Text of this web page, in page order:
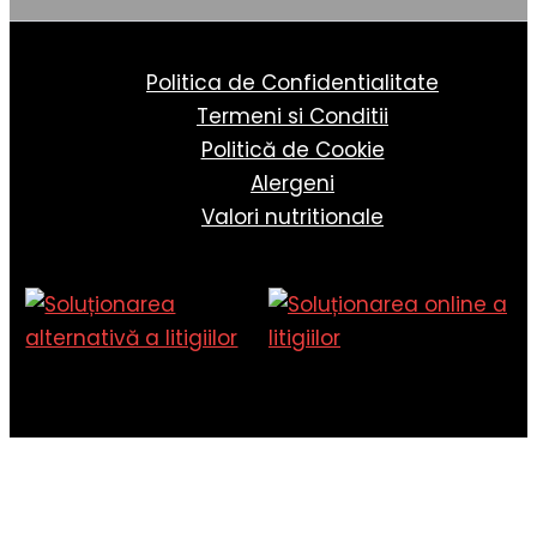
Politica de Confidentialitate
Termeni si Conditii
Politică de Cookie
Alergeni
Valori nutritionale